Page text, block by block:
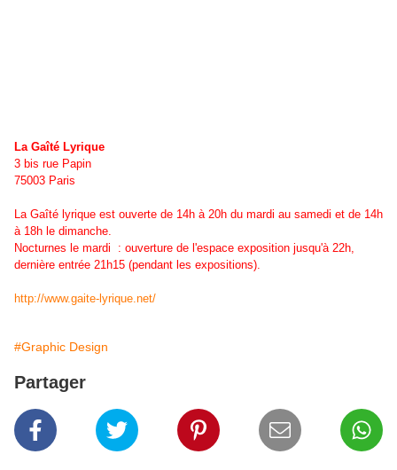
La Gaîté Lyrique
3 bis rue Papin
75003 Paris
La Gaîté lyrique est ouverte de 14h à 20h du mardi au samedi et de 14h
à 18h le dimanche.
Nocturnes le mardi : ouverture de l'espace exposition jusqu'à 22h,
dernière entrée 21h15 (pendant les expositions).
http://www.gaite-lyrique.net/
#Graphic Design
Partager